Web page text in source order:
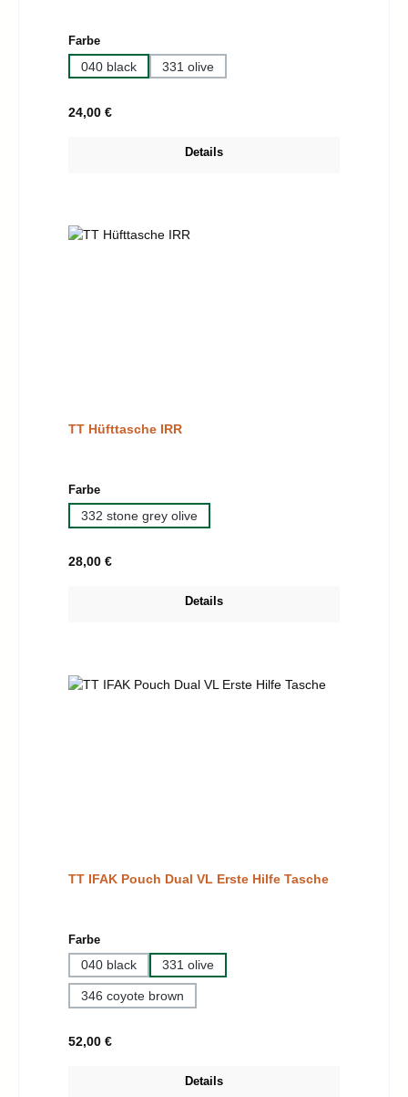
Farbeauswählen
040 black 331 olive
Regulärer Preis:
24,00 €
Details
TT Hüfttasche IRR
Farbeauswählen
332 stone grey olive
Regulärer Preis:
28,00 €
Details
TT IFAK Pouch Dual VL Erste Hilfe Tasche
Farbeauswählen
040 black 331 olive
346 coyote brown
Regulärer Preis:
52,00 €
Details